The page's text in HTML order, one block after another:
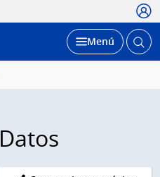
Desplegar
Menú Abrir